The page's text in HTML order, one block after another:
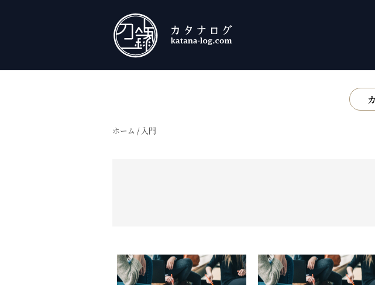
ホーム / 入門